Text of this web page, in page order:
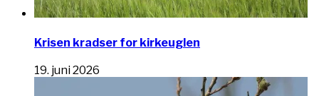
Krisen kradser for kirkeuglen
19. juni 2026